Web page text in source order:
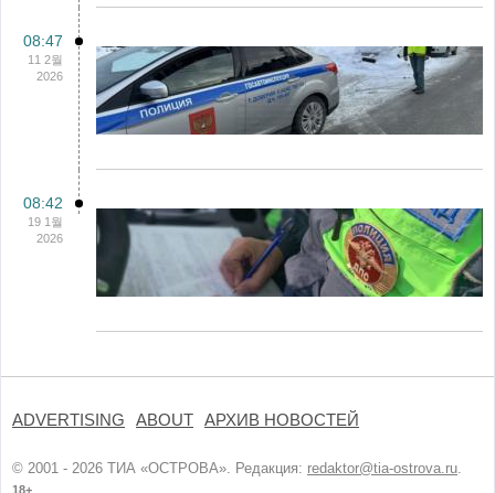
08:47
11 2월
2026
08:42
19 1월
2026
ADVERTISING ABOUT АРХИВ НОВОСТЕЙ
© 2001 - 2026 ТИА «ОСТРОВА». Редакция: redaktor@tia-ostrova.ru.
18+